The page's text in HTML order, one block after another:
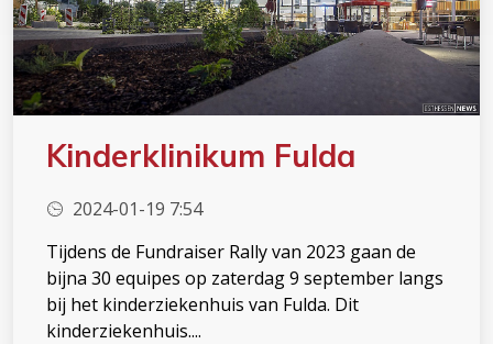
Kinderklinikum Fulda
2024-01-19 7:54
Tijdens de Fundraiser Rally van 2023 gaan de
bijna 30 equipes op zaterdag 9 september langs
bij het kinderziekenhuis van Fulda. Dit
kinderziekenhuis....